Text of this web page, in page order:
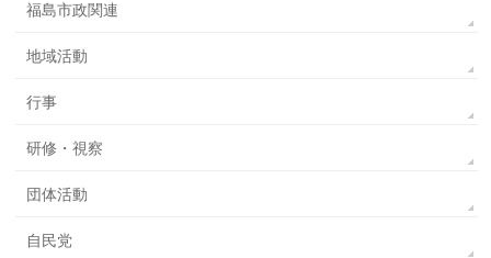
福島市政関連
地域活動
行事
研修・視察
団体活動
自民党